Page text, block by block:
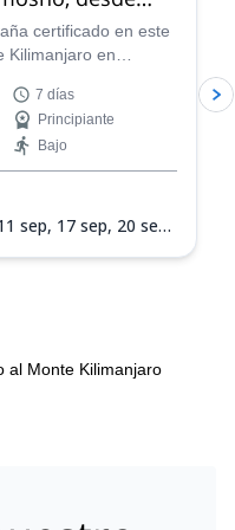
for us ( grateful forever)
finally got the best (
where challenge
certificado en este
Kilimanjaro en
7 días
Principiante
Bajo
sep, 17 sep, 20 sep,
al Monte Kilimanjaro